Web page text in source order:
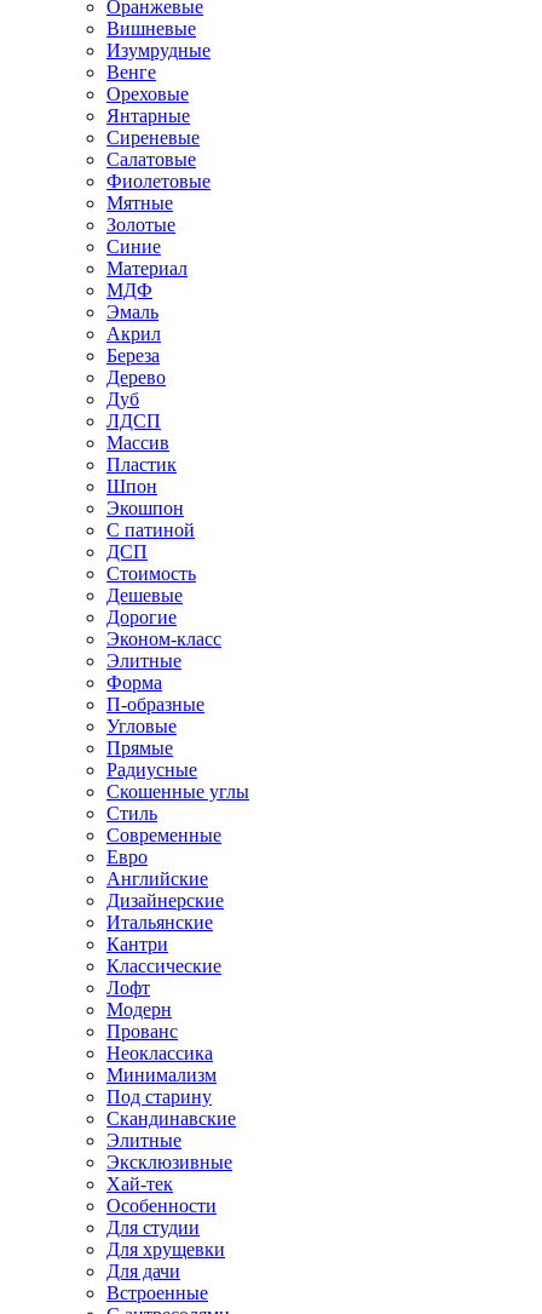
Оранжевые
Вишневые
Изумрудные
Венге
Ореховые
Янтарные
Сиреневые
Салатовые
Фиолетовые
Мятные
Золотые
Синие
Материал
МДФ
Эмаль
Акрил
Береза
Дерево
Дуб
ЛДСП
Массив
Пластик
Шпон
Экошпон
С патиной
ДСП
Стоимость
Дешевые
Дорогие
Эконом-класс
Элитные
Форма
П-образные
Угловые
Прямые
Радиусные
Скошенные углы
Стиль
Современные
Евро
Английские
Дизайнерские
Итальянские
Кантри
Классические
Лофт
Модерн
Прованс
Неоклассика
Минимализм
Под старину
Скандинавские
Элитные
Эксклюзивные
Хай-тек
Особенности
Для студии
Для хрущевки
Для дачи
Встроенные